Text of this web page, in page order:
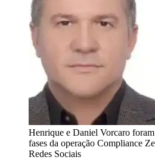
Henrique e Daniel Vorcaro
fases da operação Compliance
Redes Sociais